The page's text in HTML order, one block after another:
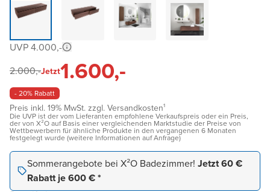
UVP 4.000,-
2.000,-Jetzt1.600,-
- 20% Rabatt
Preis inkl. 19% MwSt. zzgl. Versandkosten¹
Die UVP ist der vom Lieferanten empfohlene Verkaufspreis oder ein Preis,
der von X²O auf Basis einer vergleichenden Marktstudie der Preise von
Wettbewerbern für ähnliche Produkte in den vergangenen 6 Monaten
festgelegt wurde (weitere Informationen auf Anfrage)
Sommerangebote bei X²O Badezimmer! Jetzt 60 €
Rabatt je 600 € *